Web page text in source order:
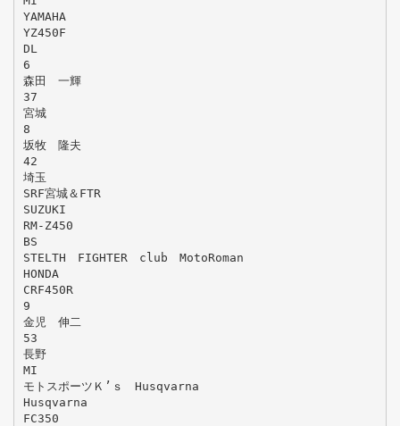
YAMAHA
YZ450F
DL
6
森田 一輝
37
宮城
8
坂牧 隆夫
42
埼玉
SRF宮城＆FTR
SUZUKI
RM-Z450
BS
STELTH FIGHTER club MotoRoman
HONDA
CRF450R
9
金児 伸二
53
長野
MI
モトスポーツＫ’ｓ Husqvarna
Husqvarna
FC350